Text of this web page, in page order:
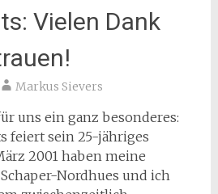
Vielen Dank
Markus Sievers
uns ein ganz besonderes:
feiert sein 25-jähriges
2001 haben meine
Nordhues und ich